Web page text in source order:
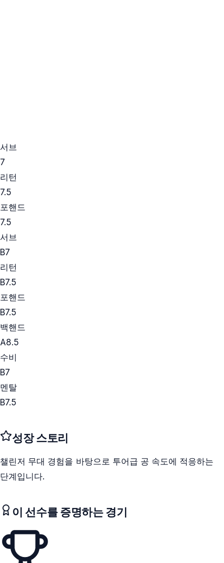
서브
7
리턴
7.5
포핸드
7.5
서브
B7
리턴
B7.5
포핸드
B7.5
백핸드
A8.5
수비
B7
멘탈
B7.5
성장 스토리
챌린저 무대 경험을 바탕으로 투어급 공 속도에 적응하는
단계입니다.
이 선수를 증명하는 경기